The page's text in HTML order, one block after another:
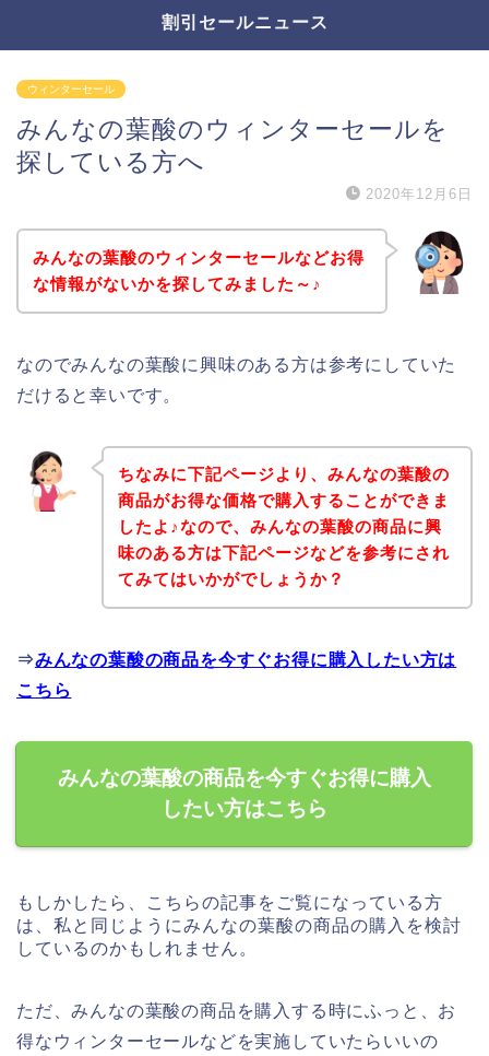
割引セールニュース
ウィンターセール
みんなの葉酸のウィンターセールを
探している方へ
2020年12月6日
みんなの葉酸のウィンターセールなどお得
な情報がないかを探してみました～♪
なのでみんなの葉酸に興味のある方は参考にしていた
だけると幸いです。
ちなみに下記ページより、みんなの葉酸の
商品がお得な価格で購入することができま
したよ♪なので、みんなの葉酸の商品に興
味のある方は下記ページなどを参考にされ
てみてはいかがでしょうか？
⇒みんなの葉酸の商品を今すぐお得に購入したい方は
こちら
みんなの葉酸の商品を今すぐお得に購入
したい方はこちら
もしかしたら、こちらの記事をご覧になっている方
は、私と同じようにみんなの葉酸の商品の購入を検討
しているのかもしれません。
ただ、みんなの葉酸の商品を購入する時にふっと、お
得なウィンターセールなどを実施していたらいいの